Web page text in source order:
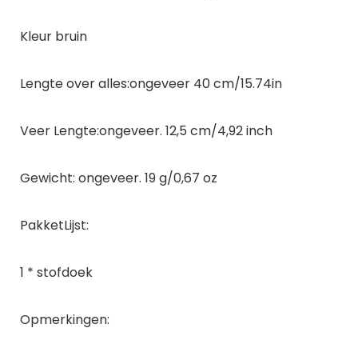
Kleur bruin
Lengte over alles:ongeveer 40 cm/15.74in
Veer Lengte:ongeveer. 12,5 cm/4,92 inch
Gewicht: ongeveer. 19 g/0,67 oz
PakketLijst:
1 * stofdoek
Opmerkingen: